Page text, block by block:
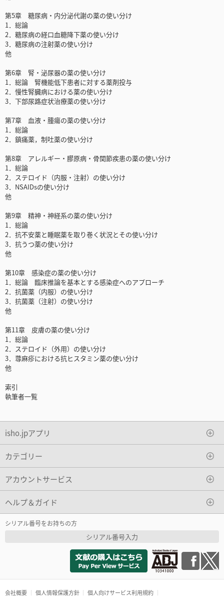
第5章 糖尿病・内分泌代謝の薬の使い分け
1．総論
2．糖尿病の経口血糖降下薬の使い分け
3．糖尿病の注射薬の使い分け
他
第6章 腎・泌尿器の薬の使い分け
1．総論 腎機能低下患者に対する薬剤投与
2．慢性腎臓病における薬の使い分け
3．下部尿路症状治療薬の使い分け
第7章 血液・腫瘍の薬の使い分け
1．総論
2．鎮痛薬，制吐薬の使い分け
第8章 アレルギー・膠原病・骨関節疾患の薬の使い分け
1．総論
2．ステロイド（内服・注射）の使い分け
3．NSAIDsの使い分け
他
第9章 精神・神経系の薬の使い分け
1．総論
2．抗不安薬と睡眠薬を取り巻く状況とその使い分け
3．抗うつ薬の使い分け
他
第10章 感染症の薬の使い分け
1．総論 臨床推論を基本とする感染症へのアプローチ
2．抗菌薬（内服）の使い分け
3．抗菌薬（注射）の使い分け
他
第11章 皮膚の薬の使い分け
1．総論
2．ステロイド（外用）の使い分け
3．蕁麻疹における抗ヒスタミン薬の使い分け
他
索引
執筆者一覧
isho.jpアプリ
カテゴリー
アカウントサービス
ヘルプ＆ガイド
シリアル番号をお持ちの方
シリアル番号入力
会社概要 個人情報保護方針
個人向けサービス利用規約